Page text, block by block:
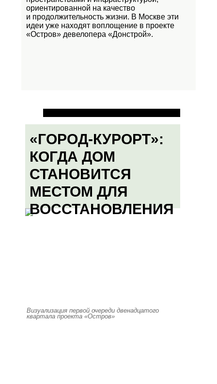
ориентированной на качество
и продолжительность жизни. В Москве эти
идеи уже находят воплощение в проекте
«Остров» девелопера «Донстрой».
«ГОРОД-КУРОРТ»:
КОГДА ДОМ
СТАНОВИТСЯ
МЕСТОМ ДЛЯ
ВОССТАНОВЛЕНИЯ
Визуализация первой очереди двенадцатого
квартала проекта «Остров»